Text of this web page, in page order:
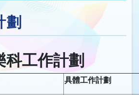
劃
科工作計劃
具體工作計劃